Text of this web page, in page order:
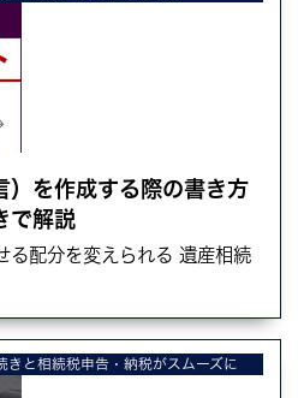
）を作成する際の書き方
で解説
る配分を変えられる 遺産相続
きと相続税申告・納税がスムーズに